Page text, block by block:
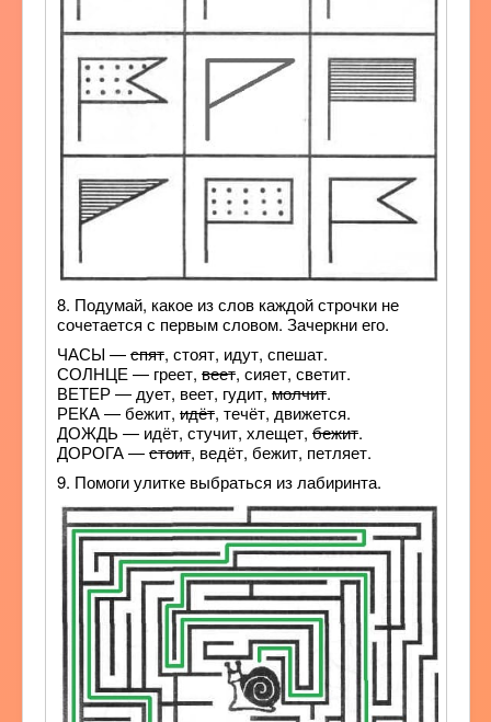
8. Подумай, какое из слов каждой строчки не
сочетается с первым словом. Зачеркни его.
ЧАСЫ —спят, стоят, идут, спешат.
СОЛНЦЕ — греет, веет, сияет, светит.
ВЕТЕР — дует, веет, гудит, молчит.
РЕКА — бежит, идёт, течёт, движется.
ДОЖДЬ — идёт, стучит, хлещет, бежит.
ДОРОГА —стоит, ведёт, бежит, петляет.
9. Помоги улитке выбраться из лабиринта.